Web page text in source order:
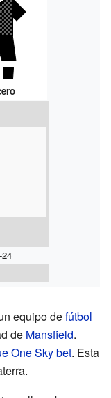
equipo defútbol
de Mansfield.
One Sky bet. Esta